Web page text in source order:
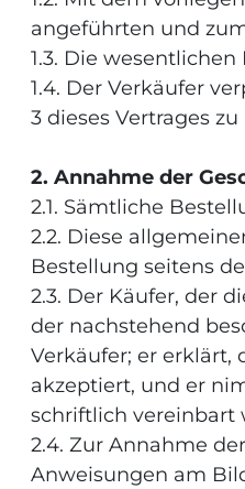
angeführten und
1.3. Die
1.4. Der Verkäufer
3 dieses Vertrages zu
2. Annahme der
2.1. Sämtliche
2.2. Diese
Bestellung seitens
2.3. Der Käufer, der
der nachstehend
Verkäufer; er
akzeptiert, und er
schriftlich vereinbart
2.4. Zur Annahme
Anweisungen am